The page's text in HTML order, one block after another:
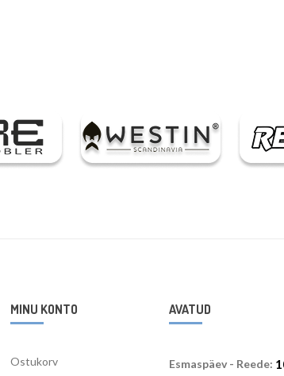
MINU KONTO
Ostukorv
AVATUD
Esmaspäev - Reede: